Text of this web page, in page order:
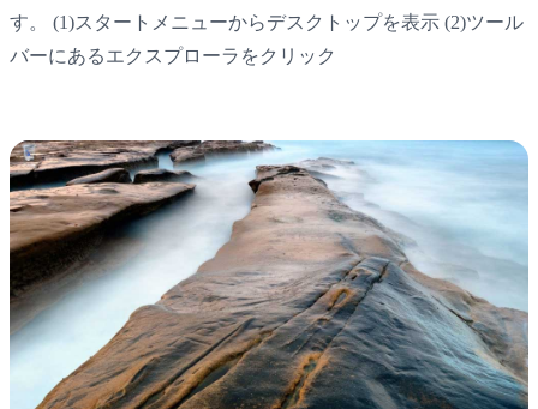
す。 (1)スタートメニューからデスクトップを表示 (2)ツール
バーにあるエクスプローラをクリック